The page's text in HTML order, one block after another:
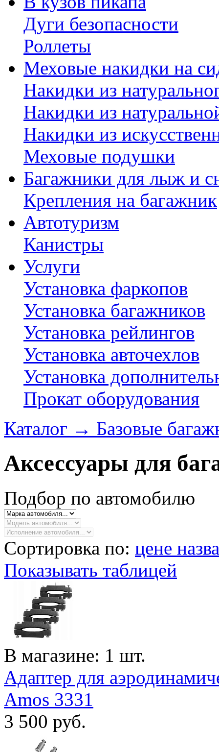
Дуги безопасности
Роллеты
Меховые накидки на
Накидки из
Накидки из
Накидки из
Меховые подушки
Багажники для лыж и
Крепления на багажник
Автотуризм
Канистры
Услуги
Установка фаркопов
Установка багажников
Установка рейлингов
Установка авточехлов
Установка
Прокат оборудования
Каталог → Базовые
Аксессуары для
Подбор по автомобилю
Сортировка по: цене
Показывать таблицей
В магазине: 1 шт.
Адаптер для
Amos 3331
3 500 руб.